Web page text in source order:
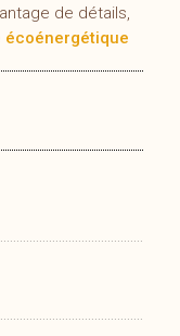
de détails,
écoénergétique